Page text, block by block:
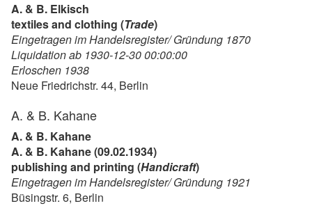
A. & B. Elkisch
textiles and clothing (Trade)
Eingetragen im Handelsregister/ Gründung 1870
Liquidation ab 1930-12-30 00:00:00
Erloschen 1938
Neue Friedrichstr. 44, Berlin
A. & B. Kahane
A. & B. Kahane
A. & B. Kahane (09.02.1934)
publishing and printing (Handicraft)
Eingetragen im Handelsregister/ Gründung 1921
Büsingstr. 6, Berlin